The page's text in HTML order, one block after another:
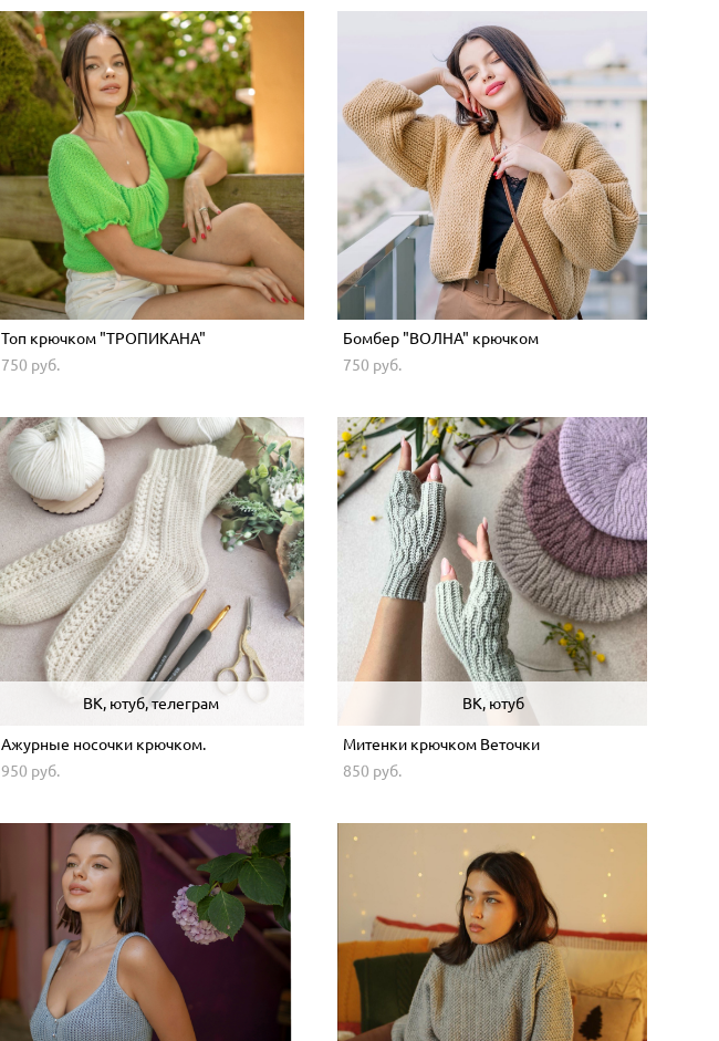
Топ крючком "ТРОПИКАНА"
750 pуб.
Бомбер "ВОЛНА" крючком
750 pуб.
ВК, ютуб, телеграм
Ажурные носочки крючком.
950 pуб.
ВК, ютуб
Митенки крючком Веточки
850 pуб.